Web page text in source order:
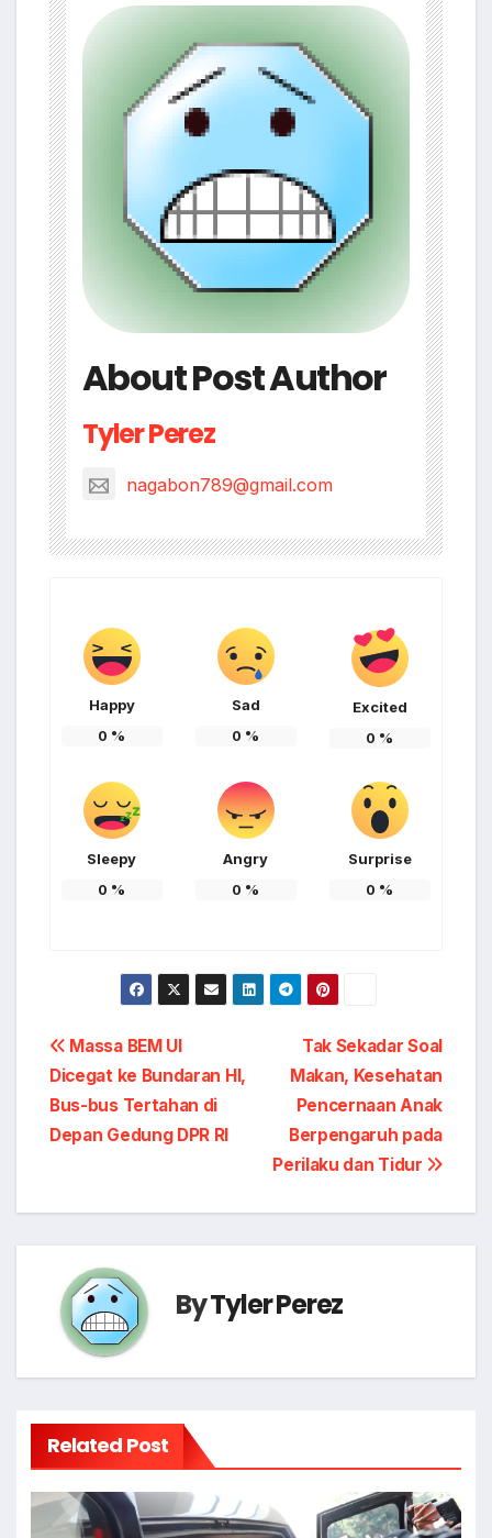
About Post Author
Tyler Perez
nagabon789@gmail.com
Happy
0 %
Sad
0 %
Excited
0 %
Sleepy
0 %
Angry
0 %
Surprise
0 %
Post
navigation
Tak Sekadar Soal
Makan, Kesehatan
Pencernaan Anak
Berpengaruh pada
Perilaku dan Tidur
Massa BEM UI
Dicegat ke Bundaran HI,
Bus-bus Tertahan di
Depan Gedung DPR RI
ByTyler Perez
Related Post